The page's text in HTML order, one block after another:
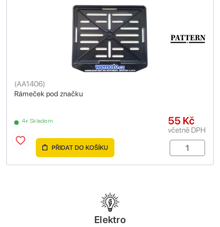
Rámeček pod značku
(AA1406)
4+ Skladem 55 Kč
včetně DPH
PŘIDAT DO KOŠÍKU
Elektro